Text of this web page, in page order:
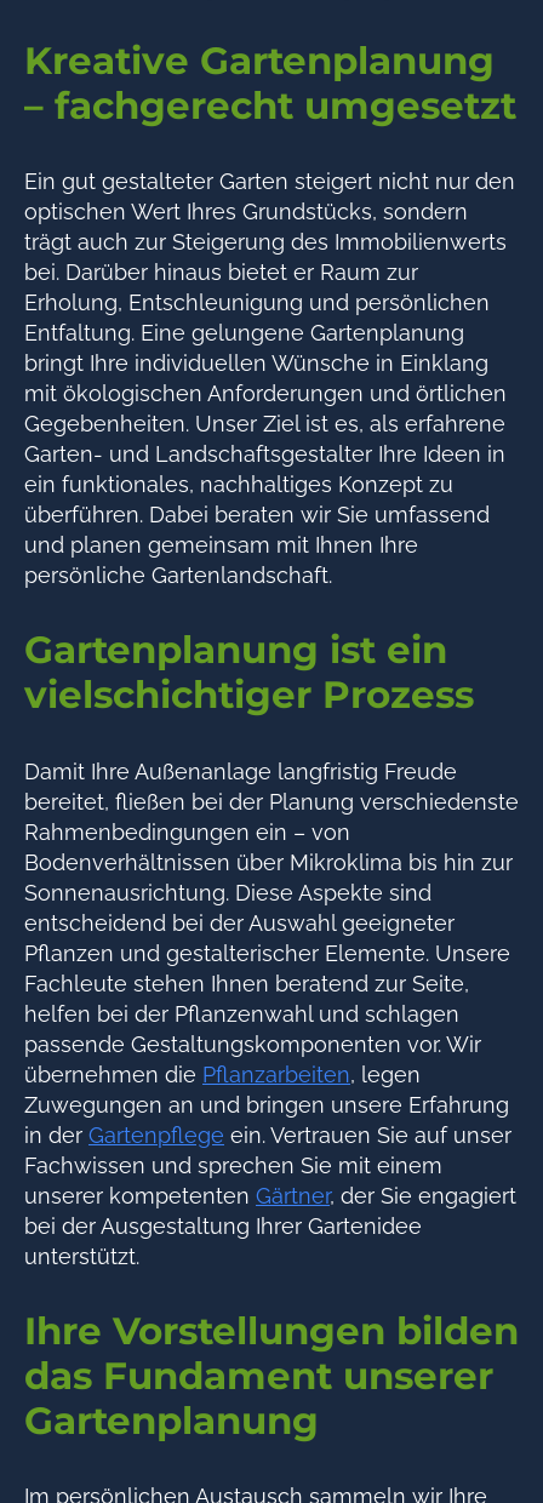
Kreative Gartenplanung
– fachgerecht umgesetzt
Ein gut gestalteter Garten steigert nicht nur den
optischen Wert Ihres Grundstücks, sondern
trägt auch zur Steigerung des Immobilienwerts
bei. Darüber hinaus bietet er Raum zur
Erholung, Entschleunigung und persönlichen
Entfaltung. Eine gelungene Gartenplanung
bringt Ihre individuellen Wünsche in Einklang
mit ökologischen Anforderungen und örtlichen
Gegebenheiten. Unser Ziel ist es, als erfahrene
Garten- und Landschaftsgestalter Ihre Ideen in
ein funktionales, nachhaltiges Konzept zu
überführen. Dabei beraten wir Sie umfassend
und planen gemeinsam mit Ihnen Ihre
persönliche Gartenlandschaft.
Gartenplanung ist ein
vielschichtiger Prozess
Damit Ihre Außenanlage langfristig Freude
bereitet, fließen bei der Planung verschiedenste
Rahmenbedingungen ein – von
Bodenverhältnissen über Mikroklima bis hin zur
Sonnenausrichtung. Diese Aspekte sind
entscheidend bei der Auswahl geeigneter
Pflanzen und gestalterischer Elemente. Unsere
Fachleute stehen Ihnen beratend zur Seite,
helfen bei der Pflanzenwahl und schlagen
passende Gestaltungskomponenten vor. Wir
übernehmen die Pflanzarbeiten, legen
Zuwegungen an und bringen unsere Erfahrung
in der Gartenpflege ein. Vertrauen Sie auf unser
Fachwissen und sprechen Sie mit einem
unserer kompetenten Gärtner, der Sie engagiert
bei der Ausgestaltung Ihrer Gartenidee
unterstützt.
Ihre Vorstellungen bilden
das Fundament unserer
Gartenplanung
Im persönlichen Austausch sammeln wir Ihre